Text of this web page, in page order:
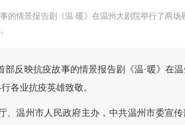
的情景报告剧《温·暖》在温州大剧院举行了两场
反映抗疫故事的情景报告剧《温·暖》在温
各业抗疫英雄致敬。
温州市人民政府主办，中共温州市委宣传